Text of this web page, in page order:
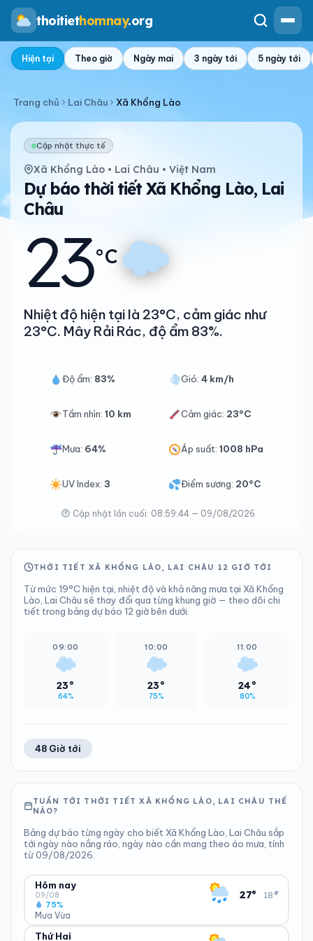
thoitiethomnay.org
Hiện tại Theo giờ Ngày mai 3 ngày tới 5 ngày tới
Trang chủ Lai Châu Xã Khổng Lào
Cập nhật thực tế
Xã Khổng Lào • Lai Châu • Việt Nam
Dự báo thời tiết Xã Khổng Lào, Lai
Châu
23°C
Nhiệt độ hiện tại là 23°C, cảm giác như
23°C. Mây Rải Rác, độ ẩm 83%.
Độ ẩm: 83% Gió:4 km/h
Tầm nhìn: 10 km Cảm giác: 23°C
Mưa: 64% Áp suất:1008 hPa
UV Index: 3 Điểm sương: 20°C
Cập nhật lần cuối: 08:59:44 — 09/08/2026
THỜI TIẾT XÃ KHỔNG LÀO, LAI CHÂU 12 GIỜ TỚI
Từ mức 19°C hiện tại, nhiệt độ và khả năng mưa tại Xã Khổng
Lào, Lai Châu sẽ thay đổi qua từng khung giờ — theo dõi chi
tiết trong bảng dự báo 12 giờ bên dưới.
09:00
23°
64%
10:00
23°
75%
11:00
24°
80%
48 Giờ tới
TUẦN TỚI THỜI TIẾT XÃ KHỔNG LÀO, LAI CHÂU THẾ
NÀO?
Bảng dự báo từng ngày cho biết Xã Khổng Lào, Lai Châu sắp
tới ngày nào nắng ráo, ngày nào cần mang theo áo mưa, tính
từ 09/08/2026.
Hôm nay
09/08
Mưa Vừa
75%
27° 18°
▾
ĐỘ ẨM
Thứ Hai